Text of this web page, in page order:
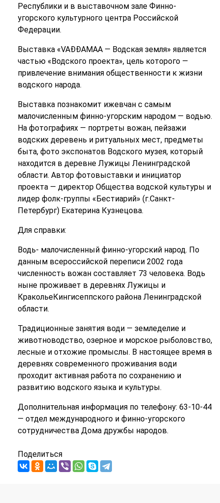
Республики и в выставочном зале Финно-
угорского культурного центра Российской
Федерации.
Выставка «VAĐĐAMAA — Водская земля» является
частью «Водского проекта», цель которого —
привлечение внимания общественности к жизни
водского народа.
Выставка познакомит ижевчан с самым
малочисленным финно-угорским народом — водью.
На фотографиях — портреты вожан, пейзажи
водских деревень и ритуальных мест, предметы
быта, фото экспонатов Водского музея, который
находится в деревне Лужицы Ленинградской
области. Автор фотовыставки и инициатор
проекта — директор Общества водской культуры и
лидер фолк-группы «Бестиарий» (г.Санкт-
Петербург) Екатерина Кузнецова.
Для справки:
Водь- малочисленный финно-угорский народ. По
данным всероссийской переписи 2002 года
численность вожан составляет 73 человека. Водь
ныне проживает в деревнях Лужицы и
КракольеКингисеппского района Ленинградской
области.
Традиционные занятия води — земледелие и
животноводство, озерное и морское рыболовство,
лесные и отхожие промыслы. В настоящее время в
деревнях современного проживания води
проходит активная работа по сохранению и
развитию водского языка и культуры.
Дополнительная информация по телефону: 63-10-44
— отдел международного и финно-угорского
сотрудничества Дома дружбы народов.
Поделиться